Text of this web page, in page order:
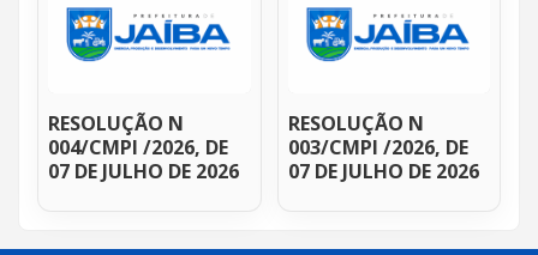
RESOLUÇÃO N
004/CMPI /2026, DE
07 DE JULHO DE 2026
RESOLUÇÃO N
003/CMPI /2026, DE
07 DE JULHO DE 2026